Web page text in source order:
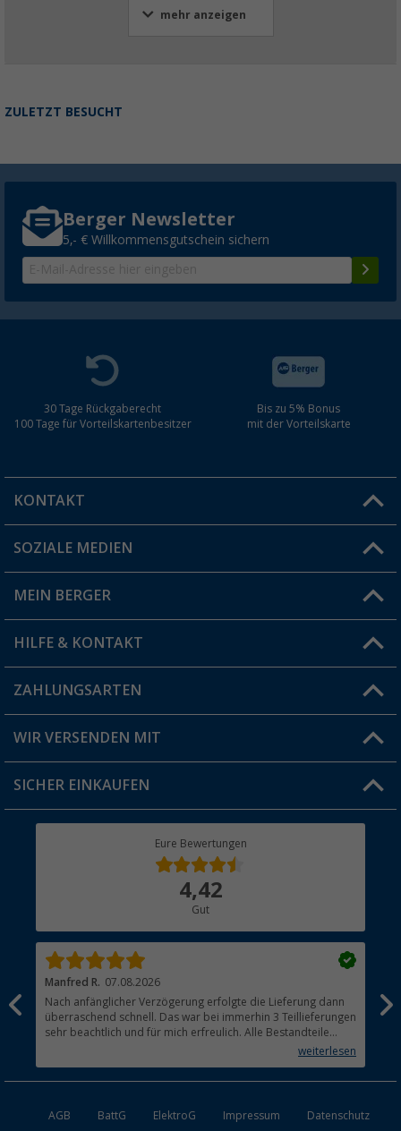
mehr anzeigen
ZULETZT BESUCHT
Berger Newsletter
5,- € Willkommensgutschein sichern
30 Tage Rückgaberecht
100 Tage für Vorteilskartenbesitzer
Bis zu 5% Bonus
mit der Vorteilskarte
KONTAKT
Du hast eine Frage?
Filiale finden
SOZIALE MEDIEN
MEIN BERGER
Vorteilskarte
Blog
Jobs & Karriere
HILFE & KONTAKT
FAQ & Kontakt
Versandinformationen
Rücksendung
ZAHLUNGSARTEN
WIR VERSENDEN MIT
SICHER EINKAUFEN
Eure Bewertungen
4,42
Gut
Manfred R. 07.08.2026
Nach anfänglicher Verzögerung erfolgte die Lieferung dann
überraschend schnell. Das war bei immerhin 3 Teillieferungen
sehr beachtlich und für mich erfreulich. Alle Bestandteile
waren gut verpackt und in Ordnung. Das Gerät (Gasgrill)weiterlesen
AGB BattG ElektroG Impressum Datenschutz